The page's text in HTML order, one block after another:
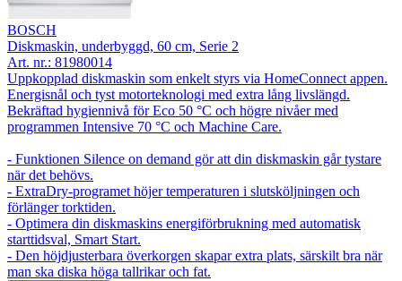
BOSCH
Diskmaskin, underbyggd, 60 cm, Serie 2
Art. nr.: 81980014
Uppkopplad diskmaskin som enkelt styrs via HomeConnect appen.
Energisnål och tyst motorteknologi med extra lång livslängd.
Bekräftad hygiennivå för Eco 50 °C och högre nivåer med
programmen Intensive 70 °C och Machine Care.
- Funktionen Silence on demand gör att din diskmaskin går tystare
när det behövs.
- ExtraDry-programet höjer temperaturen i slutsköljningen och
förlänger torktiden.
- Optimera din diskmaskins energiförbrukning med automatisk
starttidsval, Smart Start.
- Den höjdjusterbara överkorgen skapar extra plats, särskilt bra när
man ska diska höga tallrikar och fat.